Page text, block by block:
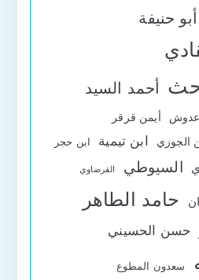
أبو حنيفة
أحمد السيد
أيمن قرقر
الجوزي ابن تيمية ابن حجر
السيوطي القرضاوي
حامد الطاهر
حسن الحسيني
سعدون المطوع